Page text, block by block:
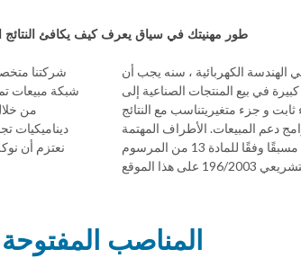
طور مهنيتك في سياق يعرف كيف يكافئ النتائج
شركتنا
شبكة مبيعات
ديناميكيات
نعتزم أن
الكهربائية ، سنه يجب أن
خبرة كبيرة في بيع المنتجات الصناعية إلى
و جزء متغيريتناسب مع النتائج
دعم المبيعات. الأطراف المهتمة
من كلا الجنسين مدعوة لقراءة سياسة الخصوصية مسبقًا وفقًا للمادة 13 من المرسوم
196/2003 على هذا الموقع
المناصب المفتوحة